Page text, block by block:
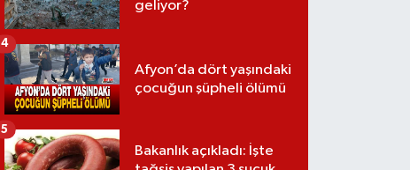
geliyor?
Afyon’da dört yaşındaki
çocuğun şüpheli ölümü
4
Bakanlık açıkladı: İşte
5